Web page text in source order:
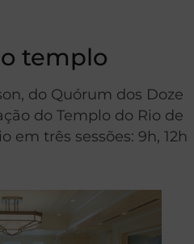
templo
do Quórum dos Doze
do Templo do Rio de
em três sessões: 9h, 12h